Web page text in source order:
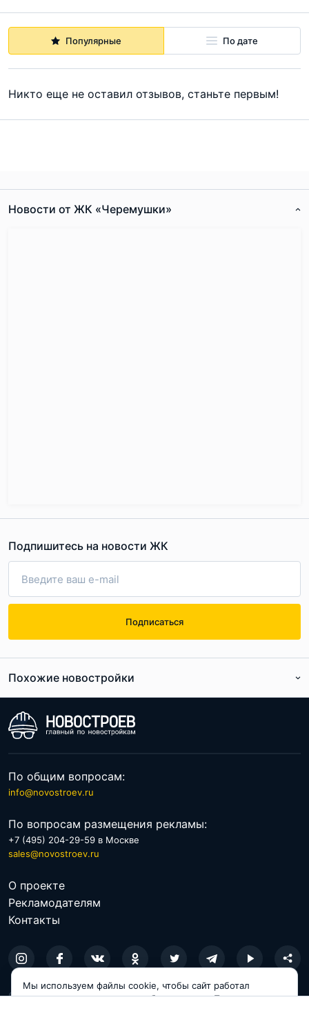
Популярные По дате
Никто еще не оставил отзывов, станьте первым!
Новости от ЖК «Черемушки»
Подпишитесь на новости ЖК
Подписаться
Похожие новостройки
По расположению
По общим вопросам:
info@novostroev.ru
По вопросам размещения рекламы:
+7 (495) 204-29-59 в Москве
sales@novostroev.ru
О проекте
Рекламодателям
Контакты
© 2026 NOVOSTROEV.RU
Мы используем файлы cookie, чтобы сайт работал
корректно и становился удобнее для вас. Продолжая